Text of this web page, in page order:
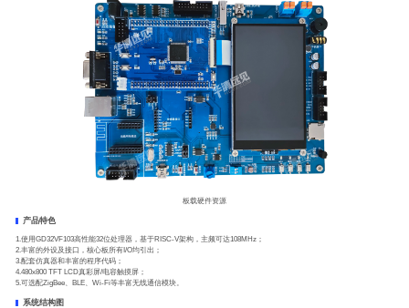
板载硬件资源
产品特色
1.使用GD32VF103高性能32位处理器，基于RISC-V架构，主频可达108MHz；
2.丰富的外设及接口，核心板所有I/O均引出；
3.配套仿真器和丰富的程序代码；
4.480x800 TFT LCD真彩屏/电容触摸屏；
5.可选配ZigBee、BLE、Wi-Fi等丰富无线通信模块。
系统结构图